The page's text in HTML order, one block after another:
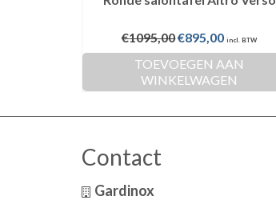
€1095,00Oorspronkelijke
prijs
was:
€1095,00.
€895,00Huidige
prijs
is:
€895,00.
incl. BTW
TOEVOEGEN AAN
WINKELWAGEN
Contact
Gardinox